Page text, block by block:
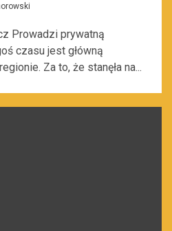
Prowadzi prywatną
czasu jest główną
Za to, że stanęła na...